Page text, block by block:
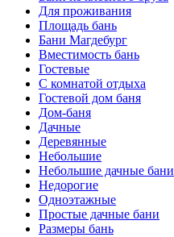
Для проживания
Площадь бань
Бани Магдебург
Вместимость бань
Гостевые
С комнатой отдыха
Гостевой дом баня
Дом-баня
Дачные
Деревянные
Небольшие
Небольшие дачные бани
Недорогие
Одноэтажные
Простые дачные бани
Размеры бань